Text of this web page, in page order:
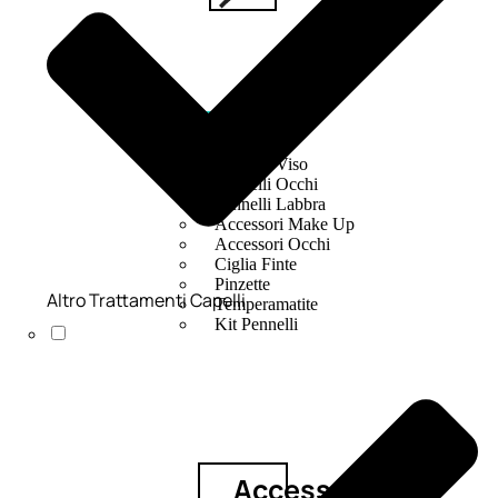
Pennelli Viso
Pennelli Occhi
Pennelli Labbra
Accessori Make Up
Accessori Occhi
Ciglia Finte
Pinzette
Temperamatite
Kit Pennelli
Accessori
Altro Trattamenti Capelli